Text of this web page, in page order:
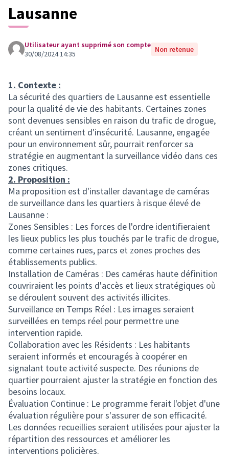
Lausanne
Utilisateur ayant supprimé son compte
30/08/2024 14:35
Non retenue
1. Contexte :
La sécurité des quartiers de Lausanne est essentielle
pour la qualité de vie des habitants. Certaines zones
sont devenues sensibles en raison du trafic de drogue,
créant un sentiment d'insécurité. Lausanne, engagée
pour un environnement sûr, pourrait renforcer sa
stratégie en augmentant la surveillance vidéo dans ces
zones critiques.
2. Proposition :
Ma proposition est d'installer davantage de caméras
de surveillance dans les quartiers à risque élevé de
Lausanne :
Zones Sensibles : Les forces de l'ordre identifieraient
les lieux publics les plus touchés par le trafic de drogue,
comme certaines rues, parcs et zones proches des
établissements publics.
Installation de Caméras : Des caméras haute définition
couvriraient les points d'accès et lieux stratégiques où
se déroulent souvent des activités illicites.
Surveillance en Temps Réel : Les images seraient
surveillées en temps réel pour permettre une
intervention rapide.
Collaboration avec les Résidents : Les habitants
seraient informés et encouragés à coopérer en
signalant toute activité suspecte. Des réunions de
quartier pourraient ajuster la stratégie en fonction des
besoins locaux.
Évaluation Continue : Le programme ferait l'objet d'une
évaluation régulière pour s'assurer de son efficacité.
Les données recueillies seraient utilisées pour ajuster la
répartition des ressources et améliorer les
interventions policières.